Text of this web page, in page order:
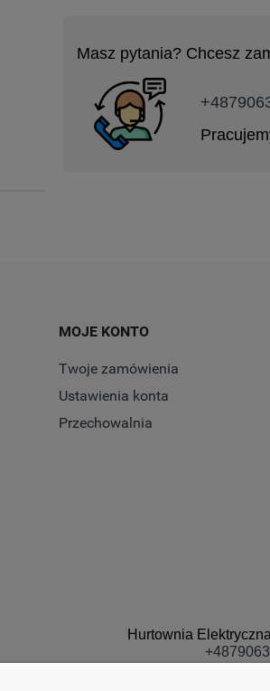
Masz pytania? Chcesz
MOJE KONTO
Twoje zamówienia
Ustawienia konta
Przechowalnia
Hurtownia